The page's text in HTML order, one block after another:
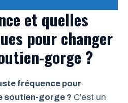
et quelles
pour changer
gorge ?
fréquence pour
soutien-gorge ? C’est un